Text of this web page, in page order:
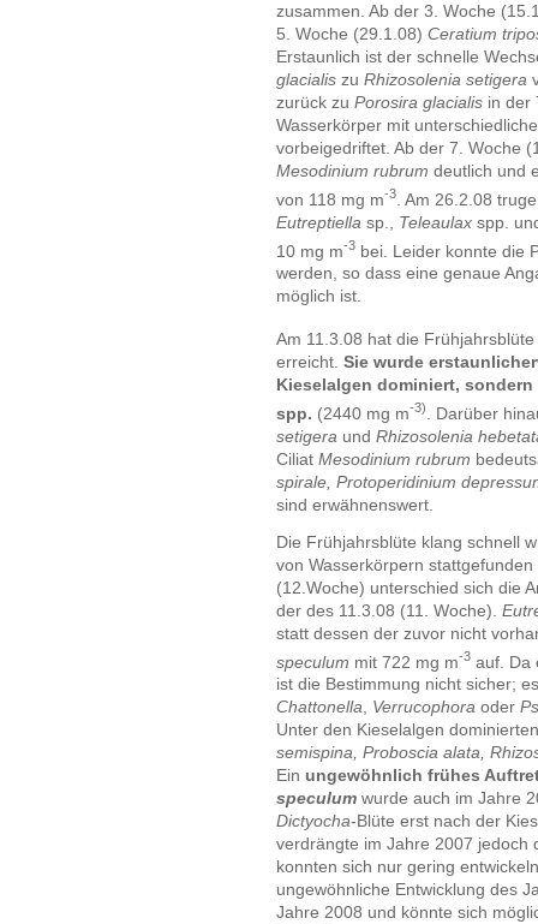
zusammen. Ab der 3. Woche
5. Woche (29.1.08) Ceratium
Erstaunlich ist der schnelle
glacialis zu Rhizosolenia setigera
zurück zu Porosira glacialis in der
Wasserkörper mit
vorbeigedriftet. Ab der 7. Woche
Mesodinium rubrum deutlich und
von 118 mg m-3 . Am 26.2.08
Eutreptiella sp., Teleaulax spp.
10 mg m-3 bei. Leider konnte die
werden, so dass eine genaue
möglich ist.
Am 11.3.08 hat die
erreicht. Sie wurde
Kieselalgen dominiert,
spp. (2440 mg m-3)
. Darüber
setigera und Rhizosolenia
Ciliat Mesodinium rubrum
spirale, Protoperidinium
sind erwähnenswert.
Die Frühjahrsblüte klang schnell
von Wasserkörpern
(12.Woche) unterschied sich die
der des 11.3.08 (11. Woche).
statt dessen der zuvor nicht
speculum mit 722 mg m-3 auf. Da
ist die Bestimmung nicht sicher;
Chattonella
Verrucophora oder
Unter den Kieselalgen
semispina, Proboscia alata,
Ein ungewöhnlich frühes
speculum wurde auch im Jahre
Dictyocha-Blüte erst nach der
verdrängte im Jahre 2007 jedoch
konnten sich nur gering
ungewöhnliche Entwicklung des
Jahre 2008 und könnte sich